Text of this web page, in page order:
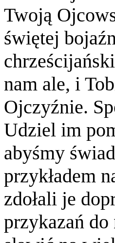
Twoją
świętej
nam ale, i
Ojczyźnie.
Udziel im
abyśmy
przykładem
zdołali je
przykazań